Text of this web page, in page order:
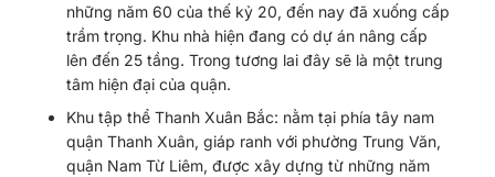
những năm 60 của thế kỷ 20, đến nay đã xuống cấp
trầm trọng. Khu nhà hiện đang có dự án nâng cấp
lên đến 25 tầng. Trong tương lai đây sẽ là một trung
tâm hiện đại của quận.
Khu tập thể Thanh Xuân Bắc: nằm tại phía tây nam
quận Thanh Xuân, giáp ranh với phường Trung Văn,
quận Nam Từ Liêm, được xây dựng từ những năm